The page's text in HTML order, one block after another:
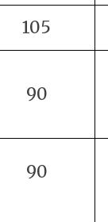
105
90
90